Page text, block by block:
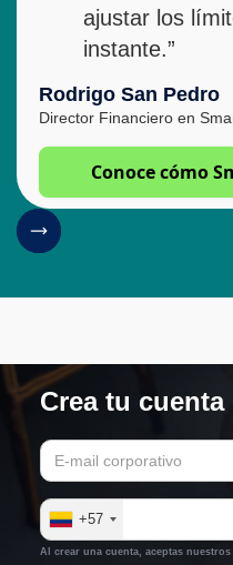
ajustar los
instante.”
Rodrigo San Pedro
Director Financiero en
Conoce cómo
Crea tu
+57
Al crear una cuenta, aceptas nuestros